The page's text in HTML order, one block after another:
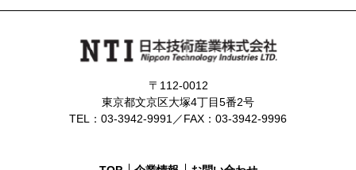
〒112-0012
東京都文京区大塚4丁目5番2号
TEL：03-3942-9991／FAX：03-3942-9996